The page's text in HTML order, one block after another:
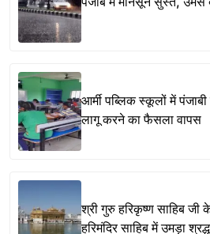
आर्मी पब्लिक स्कूलों में
लागू करने का फैसला वापस
श्री गुरु हरिकृष्ण साहिब जी
हरिमंदिर साहिब में उमड़ा